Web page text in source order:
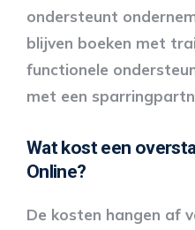
ondersteunt
blijven boeken met
functionele
met een
Wat kost een
Online?
De kosten hangen af